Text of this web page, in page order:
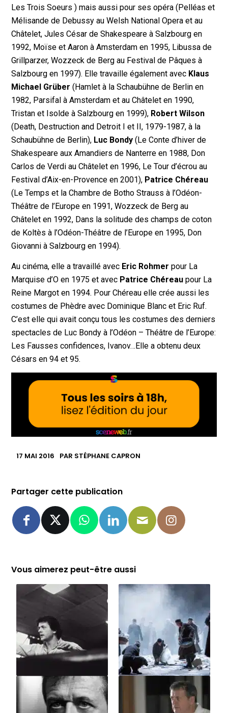
Les Trois Soeurs ) mais aussi pour ses opéra (Pelléas et
Mélisande de Debussy au Welsh National Opera et au
Châtelet, Jules César de Shakespeare à Salzbourg en
1992, Moïse et Aaron à Amsterdam en 1995, Libussa de
Grillparzer, Wozzeck de Berg au Festival de Pâques à
Salzbourg en 1997). Elle travaille également avec Klaus
Michael Grüber (Hamlet à la Schaubühne de Berlin en
1982, Parsifal à Amsterdam et au Châtelet en 1990,
Tristan et Isolde à Salzbourg en 1999), Robert Wilson
(Death, Destruction and Detroit I et II, 1979-1987, à la
Schaubühne de Berlin), Luc Bondy (Le Conte d’hiver de
Shakespeare aux Amandiers de Nanterre en 1988, Don
Carlos de Verdi au Châtelet en 1996, Le Tour d’écrou au
Festival d’Aix-en-Provence en 2001), Patrice Chéreau
(Le Temps et la Chambre de Botho Strauss à l’Odéon-
Théâtre de l’Europe en 1991, Wozzeck de Berg au
Châtelet en 1992, Dans la solitude des champs de coton
de Koltès à l’Odéon-Théâtre de l’Europe en 1995, Don
Giovanni à Salzbourg en 1994).
Au cinéma, elle a travaillé avec Eric Rohmer pour La
Marquise d’O en 1975 et avec Patrice Chéreau pour La
Reine Margot en 1994. Pour Chéreau elle crée aussi les
costumes de Phèdre avec Dominique Blanc et Eric Ruf.
C’est elle qui avait conçu tous les costumes des derniers
spectacles de Luc Bondy à l’Odéon – Théâtre de l’Europe:
Les Fausses confidences, Ivanov…Elle a obtenu deux
Césars en 94 et 95.
17 MAI 2016 PAR STÉPHANE CAPRON
Partager cette publication
Vous aimerez peut-être aussi